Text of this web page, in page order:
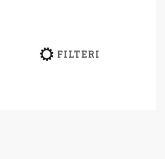
FILTERI